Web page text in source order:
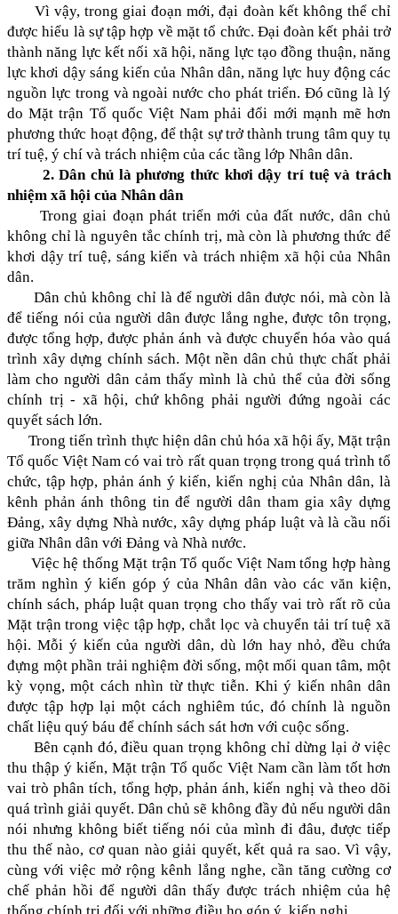
Vì vậy, trong giai đoạn mới, đại đoàn kết không thể chỉ
được hiểu là sự tập hợp về mặt tổ chức. Đại đoàn kết phải trở
thành năng lực kết nối xã hội, năng lực tạo đồng thuận, năng
lực khơi dậy sáng kiến của Nhân dân, năng lực huy động các
nguồn lực trong và ngoài nước cho phát triển. Đó cũng là lý
do Mặt trận Tổ quốc Việt Nam phải đổi mới mạnh mẽ hơn
phương thức hoạt động, để thật sự trở thành trung tâm quy tụ
trí tuệ, ý chí và trách nhiệm của các tầng lớp Nhân dân.
2. Dân chủ là phương thức khơi dậy trí tuệ và trách
nhiệm xã hội của Nhân dân
Trong giai đoạn phát triển mới của đất nước, dân chủ
không chỉ là nguyên tắc chính trị, mà còn là phương thức để
khơi dậy trí tuệ, sáng kiến và trách nhiệm xã hội của Nhân
dân.
Dân chủ không chỉ là để người dân được nói, mà còn là
để tiếng nói của người dân được lắng nghe, được tôn trọng,
được tổng hợp, được phản ánh và được chuyển hóa vào quá
trình xây dựng chính sách. Một nền dân chủ thực chất phải
làm cho người dân cảm thấy mình là chủ thể của đời sống
chính trị - xã hội, chứ không phải người đứng ngoài các
quyết sách lớn.
Trong tiến trình thực hiện dân chủ hóa xã hội ấy, Mặt trận
Tổ quốc Việt Nam có vai trò rất quan trọng trong quá trình tổ
chức, tập hợp, phản ánh ý kiến, kiến nghị của Nhân dân, là
kênh phản ánh thông tin để người dân tham gia xây dựng
Đảng, xây dựng Nhà nước, xây dựng pháp luật và là cầu nối
giữa Nhân dân với Đảng và Nhà nước.
Việc hệ thống Mặt trận Tổ quốc Việt Nam tổng hợp hàng
trăm nghìn ý kiến góp ý của Nhân dân vào các văn kiện,
chính sách, pháp luật quan trọng cho thấy vai trò rất rõ của
Mặt trận trong việc tập hợp, chắt lọc và chuyển tải trí tuệ xã
hội. Mỗi ý kiến của người dân, dù lớn hay nhỏ, đều chứa
đựng một phần trải nghiệm đời sống, một mối quan tâm, một
kỳ vọng, một cách nhìn từ thực tiễn. Khi ý kiến nhân dân
được tập hợp lại một cách nghiêm túc, đó chính là nguồn
chất liệu quý báu để chính sách sát hơn với cuộc sống.
Bên cạnh đó, điều quan trọng không chỉ dừng lại ở việc
thu thập ý kiến, Mặt trận Tổ quốc Việt Nam cần làm tốt hơn
vai trò phân tích, tổng hợp, phản ánh, kiến nghị và theo dõi
quá trình giải quyết. Dân chủ sẽ không đầy đủ nếu người dân
nói nhưng không biết tiếng nói của mình đi đâu, được tiếp
thu thế nào, cơ quan nào giải quyết, kết quả ra sao. Vì vậy,
cùng với việc mở rộng kênh lắng nghe, cần tăng cường cơ
chế phản hồi để người dân thấy được trách nhiệm của hệ